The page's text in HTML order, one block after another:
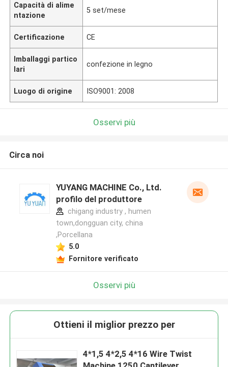
Capacità di alime
ntazione
5 set/mese
Certificazione CE
Imballaggi partico
lari
confezione in legno
Luogo di origine ISO9001: 2008
Osservi più
Circa noi
YUYANG MACHINE Co., Ltd.
profilo del produttore
chigang industry , humen
town,dongguan city, china
,Porcellana
5.0
Fornitore verificato
Osservi più
Ottieni il miglior prezzo per
4*1,5 4*2,5 4*16 Wire Twist